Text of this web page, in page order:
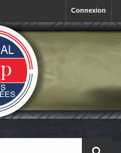
Connexion